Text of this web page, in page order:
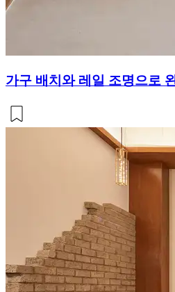
가구 배치와 레일 조명으로